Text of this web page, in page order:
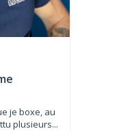
je boxe, au
plusieurs...